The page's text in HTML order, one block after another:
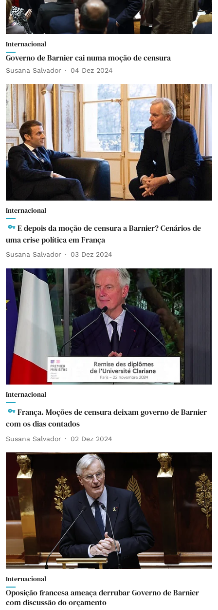
Internacional
Governo de Barnier cai numa moção de censura
Susana Salvador 04 Dez 2024
Internacional
E depois da moção de censura a Barnier? Cenários de
uma crise política em França
Susana Salvador 03 Dez 2024
Internacional
França. Moções de censura deixam governo de Barnier
com os dias contados
Susana Salvador 02 Dez 2024
Internacional
Oposição francesa ameaça derrubar Governo de Barnier
com discussão do orçamento